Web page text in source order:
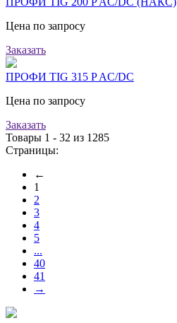
Цена по запросу
Заказать
ПРОФИ TIG 315 P AC/DC
Цена по запросу
Заказать
Товары 1 - 32 из 1285
Страницы:
←
1
2
3
4
5
...
40
41
→